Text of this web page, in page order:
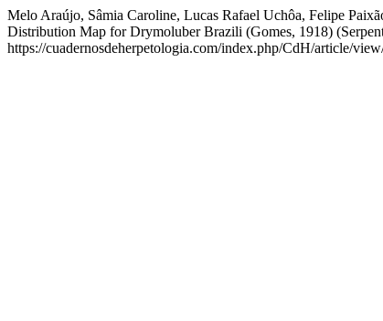
Melo Araújo, Sâmia Caroline, Lucas Rafael Uchôa, Felipe
Distribution Map for Drymoluber Brazili (Gomes, 1918)
https://cuadernosdeherpetologia.com/index.php/CdH/article/